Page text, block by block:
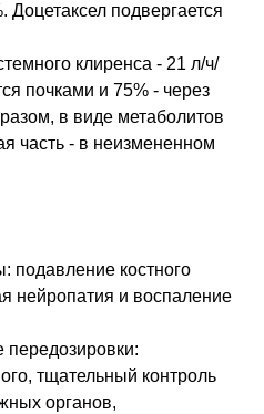
подвергается
клиренса - 21 л/ч/
почками и 75% - через
в виде метаболитов
часть - в неизмененном
костного
нейропатия и воспаление
передозировки:
тщательный контроль
органов,